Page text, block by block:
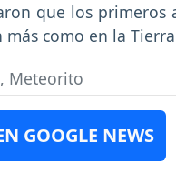
que los
más como en la
, Meteorito
GOOGLE NEWS